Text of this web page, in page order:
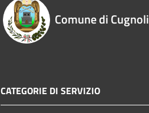
Comune di Cugnoli
CATEGORIE DI SERVIZIO